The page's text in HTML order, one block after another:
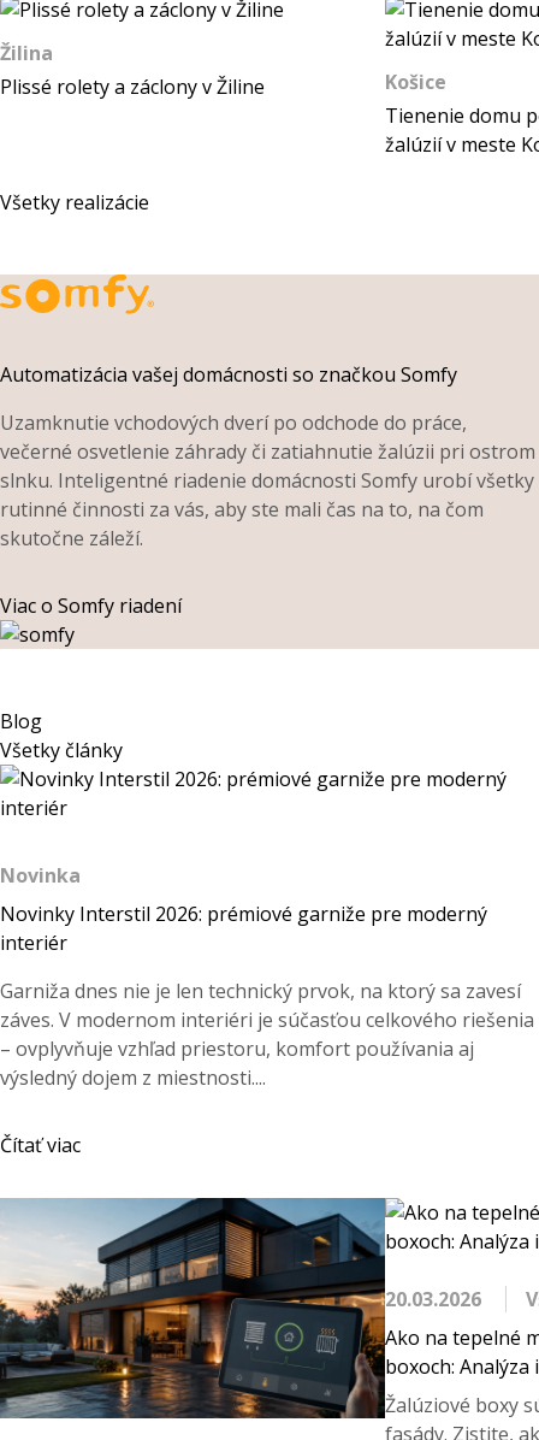
Žilina
Plissé rolety a záclony v Žiline
Košice
Tienenie domu
žalúzií v meste
Všetky realizácie
Automatizácia vašej domácnosti so značkou Somfy
Uzamknutie vchodových dverí po odchode do práce,
večerné osvetlenie záhrady či zatiahnutie žalúzii pri ostrom
slnku. Inteligentné riadenie domácnosti Somfy urobí všetky
rutinné činnosti za vás, aby ste mali čas na to, na čom
skutočne záleží.
Viac o Somfy riadení
Blog
Všetky články
Novinka
Novinky Interstil 2026: prémiové garniže pre moderný
interiér
Garniža dnes nie je len technický prvok, na ktorý sa zavesí
záves. V modernom interiéri je súčasťou celkového riešenia
– ovplyvňuje vzhľad priestoru, komfort používania aj
výsledný dojem z miestnosti....
Čítať viac
20.03.2026
Ako na tepelné
boxoch:
Žalúziové boxy
fasády. Zistite,